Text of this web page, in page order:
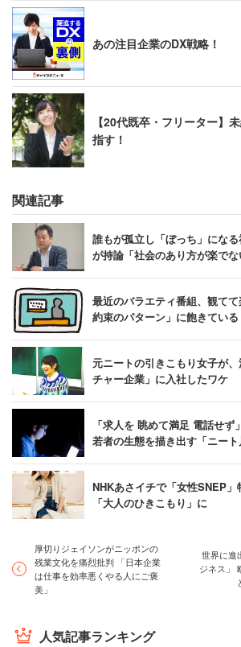
あの注目企業のDX戦略！
【20代既卒・フリーター】
指す！
関連記事
誰もが孤立し「ぼっち」にな
が持論「社会のあり方が楽でな
最近のバラエティ番組、観て
約束のパターン」に飽きている
元ニートの引きこもり女子が
チャー企業」に入社したワケ
「求人を 眺めて満足 電話せ
若者の生態を描き出す「ニー
NHKあさイチで「女性SNEP
「大人のひきこもり」に
厚切りジェイソンがニッポンの
残業文化を痛烈批判 「日本企業
は仕事を効率悪くやる人にご褒
美」
世界に進
ジネス」
人気記事ランキング